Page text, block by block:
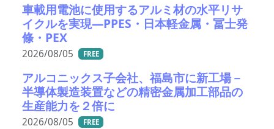
車載用電池に使用するアルミ材の水平リサ
イクルを実現―PPES・日本軽金属・冨士発
條・PEX
2026/08/05 FREE
アルコニックス子会社、福島市に新工場－
半導体製造装置などの精密金属加工部品の
生産能力を２倍に
2026/08/05 FREE